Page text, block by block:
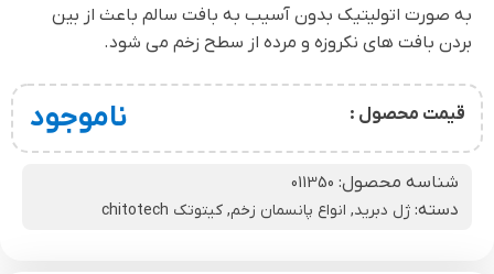
به صورت اتولیتیک بدون آسیب به بافت سالم باعث از بین
بردن بافت های نکروزه و مرده از سطح زخم می شود.
قیمت محصول : ناموجود
شناسه محصول: 011350
دسته: ژل دبرید, انواع پانسمان زخم, کیتوتک chitotech